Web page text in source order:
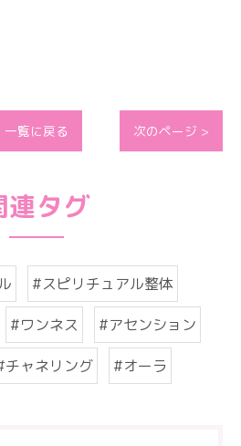
一覧に戻る 次のページ >
連タグ
#スピリチュアル整体
#ワンネス #アセンション
チャネリング #オーラ